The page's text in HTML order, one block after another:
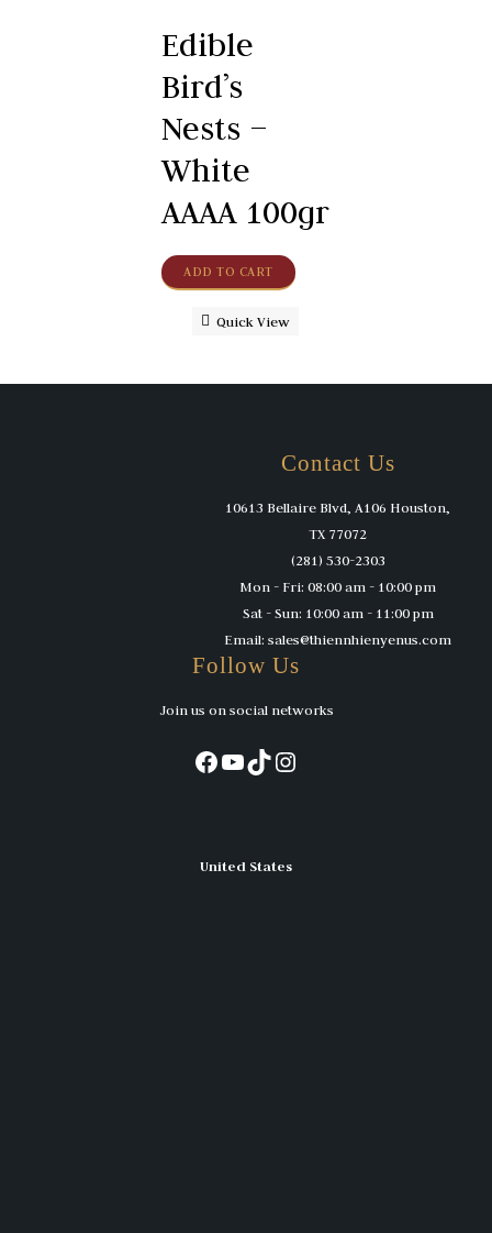
Edible
Bird’s
Nests –
White
AAAA 100gr
ADD TO CART
Quick View
Contact Us
10613 Bellaire Blvd, A106 Houston,
TX 77072
(281) 530-2303
Mon - Fri: 08:00 am - 10:00 pm
Sat - Sun: 10:00 am - 11:00 pm
Email: sales@thiennhienyenus.com
Follow Us
Join us on social networks
Facebook YouTube TikTok Instagram
United States